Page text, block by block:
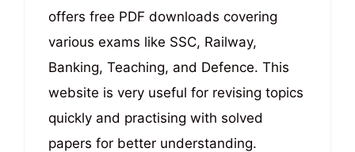
offers free PDF downloads covering
various exams like SSC, Railway,
Banking, Teaching, and Defence. This
website is very useful for revising topics
quickly and practising with solved
papers for better understanding.